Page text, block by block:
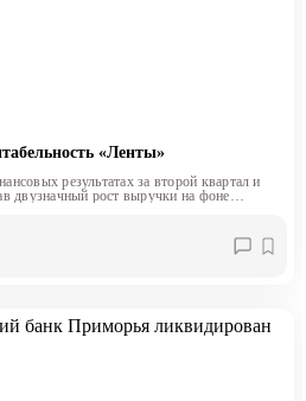
«Ленты»
результатах за второй квартал и
двузначный рост выручки на фоне